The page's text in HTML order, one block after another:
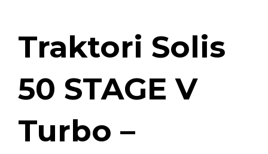
Traktori Solis
50 STAGE V
Turbo –